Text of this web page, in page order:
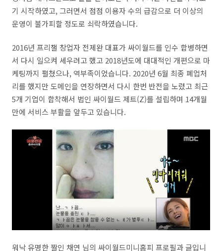
기 시작하였고, 그러면서 점점 이용자 수의 급감으로 더 이상의
운영이 불가피할 정도로 쇠락하였습니다.
2016년 프리챌 창업자 전제완 대표가 싸이월드를 인수 합병하면
서 다시 일으켜 세우려고 했고 2018년도에 대대적인 개편으로 마
케팅까지 펼쳤으나, 역부족이었습니다. 2020년 6월 최종 폐업처
리를 했지만 도메인을 연장하면서 다시 한번 반전을 노렸고 최근
5개 기업이 합착해서 법인 싸이월드 제트(Z)를 설립하며 14개월
만에 서비스 부활을 앞두고 있습니다.
워낙 유명한 짤인 채연 님의 싸이월드미니홈피 프로필과 글입니